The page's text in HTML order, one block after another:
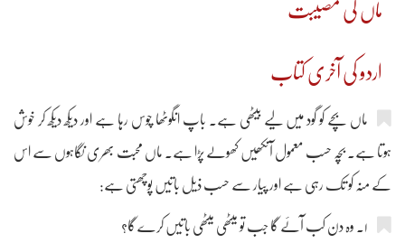
ماں کی مصیبت
اردو کی آخری کتاب
ماں بچے کو گود میں لیے بیٹھی ہے۔ باپ انگوٹھا چوس رہا ہے اور دیکھ دیکھ کر خوش
ہوتا ہے۔ بچہ حسب معمول آنکھیں کھولے پڑا ہے۔ ماں محبت بھری نگاہوں سے اس
کے منہ کو تک رہی ہے اور پیار سے حسب ذیل باتیں پوچھتی ہے:
۱۔ وہ دن کب آئے گا جب تو میٹھی میٹھی باتیں کرے گا؟